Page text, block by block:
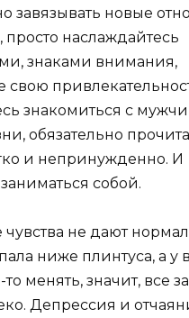
завязывать новые
просто наслаждайтесь
знаками внимания,
свою
знакомиться с
обязательно
и непринужденно. И
собой.
не дают
ниже плинтуса, а у
то менять, значит, все
Депрессия и